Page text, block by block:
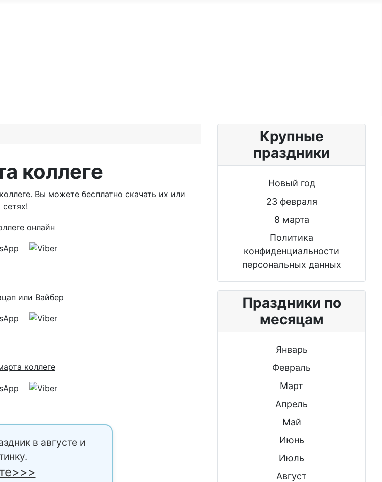
коллеге
Вы можете бесплатно скачать их или
в августе и
Крупные
праздники
Новый год
23 февраля
8 марта
Политика
конфиденциальности
персональных данных
Праздники по
месяцам
Январь
Февраль
Март
Апрель
Май
Июнь
Июль
Август